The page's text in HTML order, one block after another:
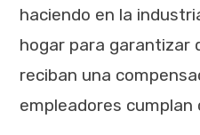
haciendo en la
hogar para garantizar
reciban una
empleadores cumplan